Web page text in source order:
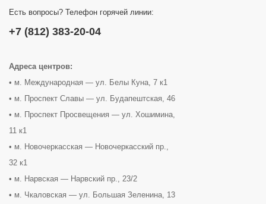
Есть вопросы? Телефон горячей линии:
+7 (812) 383-20-04
Адреса центров:
• м. Международная — ул. Белы Куна, 7 к1
• м. Проспект Славы — ул. Будапештская, 46
• м. Проспект Просвещения — ул. Хошимина,
11 к1
• м. Новочеркасская — Новочеркасский пр.,
32 к1
• м. Нарвская — Нарвский пр., 23/2
• м. Чкаловская — ул. Большая Зеленина, 13